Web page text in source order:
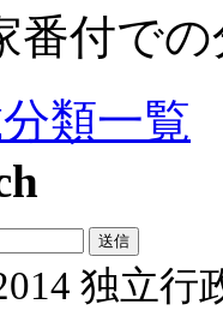
番付での
類一覧
独立行